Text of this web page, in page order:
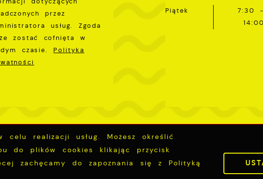
przez
usług. Zgoda
zostać cofnięta w
czasie. Polityka
Piątek
7:30
RSS Inwestycje Deklaracja dostępności
realizacji usług. Możesz określić
do plików cookies klikając przycisk
zachęcamy do zapoznania się z Polityką